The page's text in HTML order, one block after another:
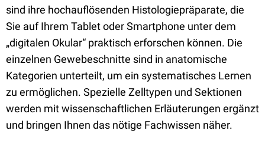
sind ihre hochauflösenden Histologiepräparate, die
Sie auf Ihrem Tablet oder Smartphone unter dem
„digitalen Okular“ praktisch erforschen können. Die
einzelnen Gewebeschnitte sind in anatomische
Kategorien unterteilt, um ein systematisches Lernen
zu ermöglichen. Spezielle Zelltypen und Sektionen
werden mit wissenschaftlichen Erläuterungen ergänzt
und bringen Ihnen das nötige Fachwissen näher.